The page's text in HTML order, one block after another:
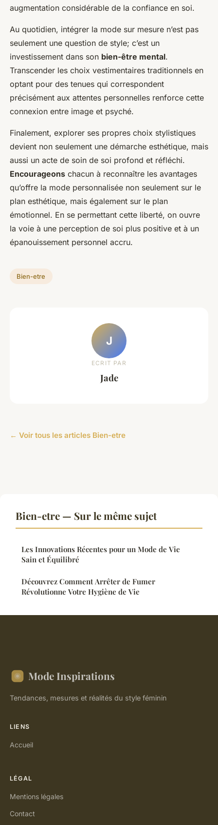
augmentation considérable de la confiance en soi.
Au quotidien, intégrer la mode sur mesure n’est pas
seulement une question de style; c’est un
investissement dans son bien-être mental.
Transcender les choix vestimentaires traditionnels en
optant pour des tenues qui correspondent
précisément aux attentes personnelles renforce cette
connexion entre image et psyché.
Finalement, explorer ses propres choix stylistiques
devient non seulement une démarche esthétique, mais
aussi un acte de soin de soi profond et réfléchi.
Encourageons chacun à reconnaître les avantages
qu’offre la mode personnalisée non seulement sur le
plan esthétique, mais également sur le plan
émotionnel. En se permettant cette liberté, on ouvre
la voie à une perception de soi plus positive et à un
épanouissement personnel accru.
Bien-etre
J
ECRIT PAR
Jade
← Voir tous les articles Bien-etre
Bien-etre — Sur le même sujet
Les Innovations Récentes pour un Mode de Vie
Sain et Équilibré
Découvrez Comment Arrêter de Fumer
Révolutionne Votre Hygiène de Vie
Mode Inspirations
Tendances, mesures et réalités du style féminin
LIENS
Accueil
LÉGAL
Mentions légales
Contact